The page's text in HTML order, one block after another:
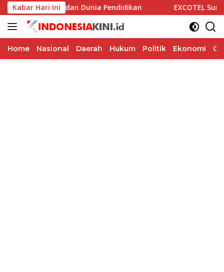
Langsung
ke
konten
Kabar Hari Ini
Alumni dan Dunia Pendidikan EXCOTEL
Home Nasional Daerah Hukum Politik Ekonomi